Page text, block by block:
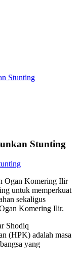
Stunting
Stunting
Ogan Komering Ilir
untuk memperkuat
sekaligus
Komering Ilir.
Shodiq
(HPK) adalah masa
yang